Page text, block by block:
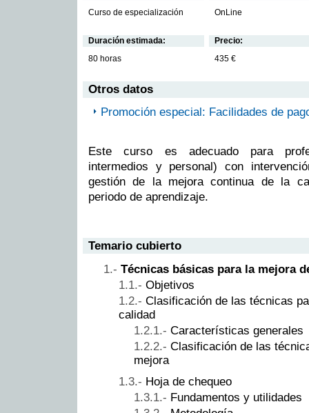
Curso de especialización
OnLine
Duración estimada:
80 horas
Precio:
435 €
Otros datos
Promoción especial: Facilidades de
Este curso es adecuado para
intermedios y personal) con
gestión de la mejora continua de la
periodo de aprendizaje.
Temario cubierto
Técnicas básicas para la mejora
Objetivos
Clasificación de las técnicas
calidad
Características generales
Clasificación de las
mejora
Hoja de chequeo
Fundamentos y utilidades